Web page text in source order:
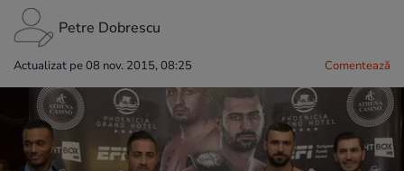
Petre Dobrescu
Actualizat pe 08 nov. 2015, 08:25 Comentează